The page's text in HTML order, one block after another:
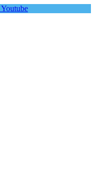
Youtube